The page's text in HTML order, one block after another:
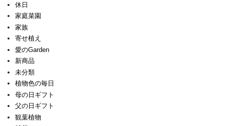
休日
家庭菜園
家族
寄せ植え
愛のGarden
新商品
未分類
植物色の毎日
母の日ギフト
父の日ギフト
観葉植物